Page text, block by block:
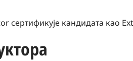
сертификује кандидата као